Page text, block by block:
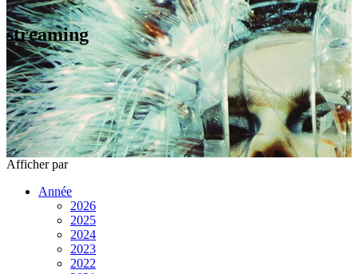
streaming
Afficherpar
Année
2026
2025
2024
2023
2022